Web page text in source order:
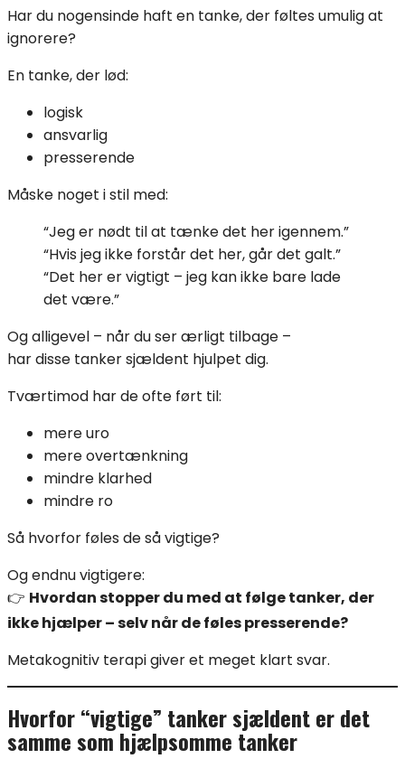
Har du nogensinde haft en tanke, der føltes umulig at
ignorere?
En tanke, der lød:
logisk
ansvarlig
presserende
Måske noget i stil med:
“Jeg er nødt til at tænke det her igennem.”
“Hvis jeg ikke forstår det her, går det galt.”
“Det her er vigtigt – jeg kan ikke bare lade
det være.”
Og alligevel – når du ser ærligt tilbage –
har disse tanker sjældent hjulpet dig.
Tværtimod har de ofte ført til:
mere uro
mere overtænkning
mindre klarhed
mindre ro
Så hvorfor føles de så vigtige?
Og endnu vigtigere:
👉 Hvordan stopper du med at følge tanker, der
ikke hjælper – selv når de føles presserende?
Metakognitiv terapi giver et meget klart svar.
Hvorfor “vigtige” tanker sjældent er det
samme som hjælpsomme tanker